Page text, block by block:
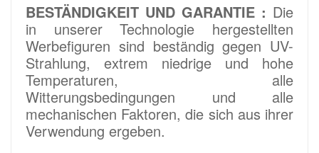
BESTÄNDIGKEIT UND GARANTIE : Die
in unserer Technologie hergestellten
Werbefiguren sind beständig gegen UV-
Strahlung, extrem niedrige und hohe
Temperaturen, alle
Witterungsbedingungen und alle
mechanischen Faktoren, die sich aus ihrer
Verwendung ergeben.